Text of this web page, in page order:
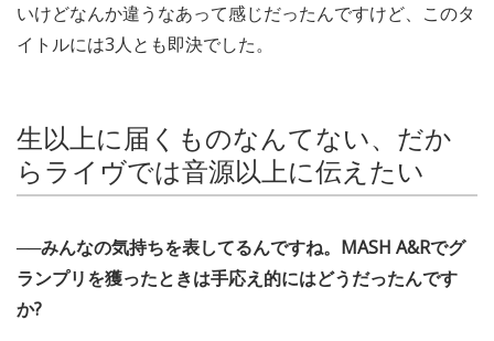
いけどなんか違うなあって感じだったんですけど、このタ
イトルには3人とも即決でした。
生以上に届くものなんてない、だか
らライヴでは音源以上に伝えたい
──みんなの気持ちを表してるんですね。MASH A&Rでグ
ランプリを獲ったときは手応え的にはどうだったんです
か?